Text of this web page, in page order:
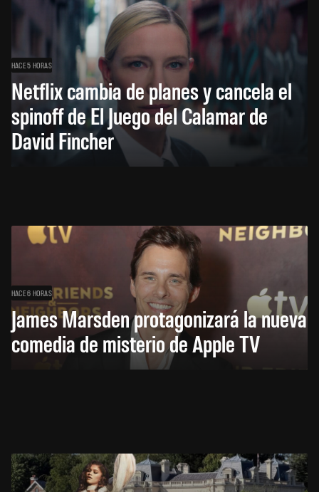
HACE 5 HORAS
Netflix cambia de planes y cancela el
spinoff de El Juego del Calamar de
David Fincher
HACE 6 HORAS
James Marsden protagonizará la nueva
comedia de misterio de Apple TV